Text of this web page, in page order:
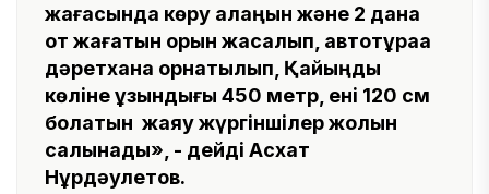
жағасында көру алаңын және 2 дана
от жағатын орын жасалып, автотұраққа
дәретхана орнатылып, Қайыңды
көліне ұзындығы 450 метр, ені 120 см
болатын жаяу жүргіншілер жолын
салынады», - дейді Асхат
Нұрдәулетов.